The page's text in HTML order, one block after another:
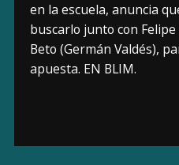
en la escuela, anuncia
buscarlo junto con
Beto (Germán Valdés),
apuesta. EN BLIM.